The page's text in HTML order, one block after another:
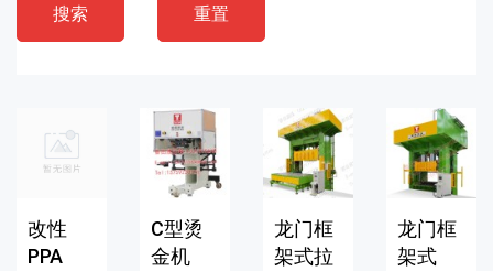
搜索 重置
改性
PPA
C型烫
金机
龙门框
架式拉
龙门框
架式